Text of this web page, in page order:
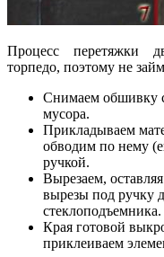
Процесс перетяжки
торпедо, поэтому не
Снимаем обшивку
мусора.
Прикладываем
обводим по нему
ручкой.
Вырезаем,
вырезы под ручку
стеклоподъемника.
Края готовой
приклеиваем